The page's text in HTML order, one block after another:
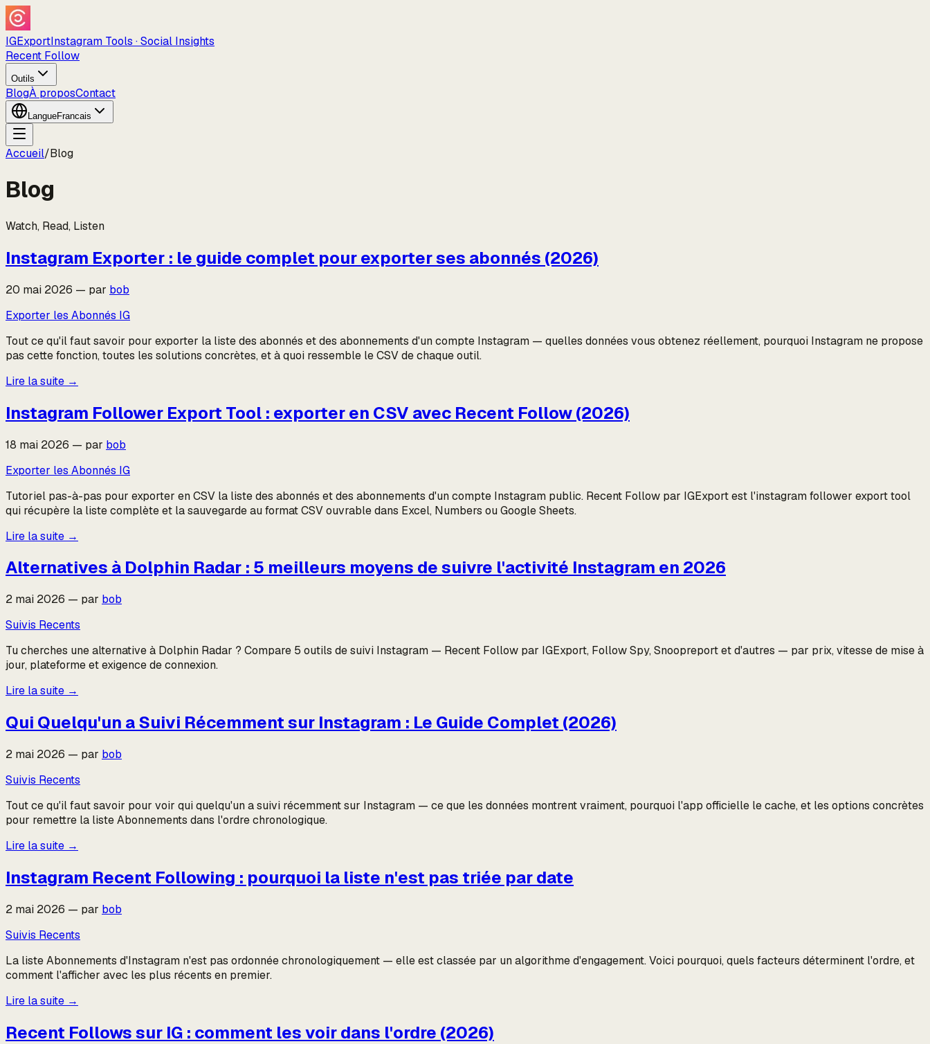
IGExportInstagram Tools · Social Insights
Recent Follow
Outils
BlogÀ proposContact
LangueFrancais
Accueil/Blog
Blog
Watch, Read, Listen
Instagram Exporter : le guide complet pour exporter ses abonnés (2026)
20 mai 2026 — par bob
Exporter les Abonnés IG
Tout ce qu'il faut savoir pour exporter la liste des abonnés et des abonnements d'un compte Instagram — quelles données vous obtenez réellement, pourquoi Instagram ne propose
pas cette fonction, toutes les solutions concrètes, et à quoi ressemble le CSV de chaque outil.
Lire la suite →
Instagram Follower Export Tool : exporter en CSV avec Recent Follow (2026)
18 mai 2026 — par bob
Exporter les Abonnés IG
Tutoriel pas-à-pas pour exporter en CSV la liste des abonnés et des abonnements d'un compte Instagram public. Recent Follow par IGExport est l'instagram follower export tool
qui récupère la liste complète et la sauvegarde au format CSV ouvrable dans Excel, Numbers ou Google Sheets.
Lire la suite →
Alternatives à Dolphin Radar : 5 meilleurs moyens de suivre l'activité Instagram en 2026
2 mai 2026 — par bob
Suivis Recents
Tu cherches une alternative à Dolphin Radar ? Compare 5 outils de suivi Instagram — Recent Follow par IGExport, Follow Spy, Snoopreport et d'autres — par prix, vitesse de mise à
jour, plateforme et exigence de connexion.
Lire la suite →
Qui Quelqu'un a Suivi Récemment sur Instagram : Le Guide Complet (2026)
2 mai 2026 — par bob
Suivis Recents
Tout ce qu'il faut savoir pour voir qui quelqu'un a suivi récemment sur Instagram — ce que les données montrent vraiment, pourquoi l'app officielle le cache, et les options concrètes
pour remettre la liste Abonnements dans l'ordre chronologique.
Lire la suite →
Instagram Recent Following : pourquoi la liste n'est pas triée par date
2 mai 2026 — par bob
Suivis Recents
La liste Abonnements d'Instagram n'est pas ordonnée chronologiquement — elle est classée par un algorithme d'engagement. Voici pourquoi, quels facteurs déterminent l'ordre, et
comment l'afficher avec les plus récents en premier.
Lire la suite →
Recent Follows sur IG : comment les voir dans l'ordre (2026)